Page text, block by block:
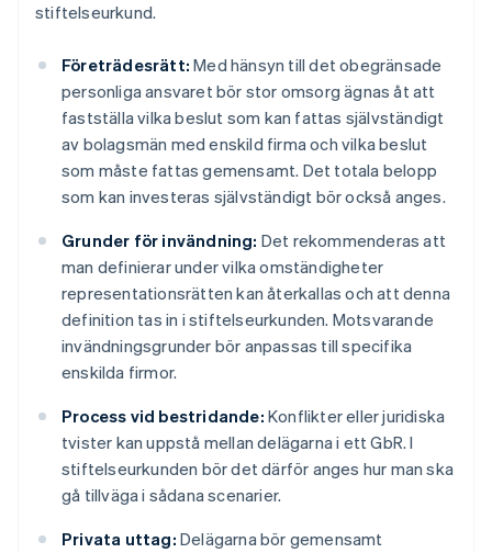
stiftelseurkund.
Företrädesrätt: Med hänsyn till det obegränsade
personliga ansvaret bör stor omsorg ägnas åt att
fastställa vilka beslut som kan fattas självständigt
av bolagsmän med enskild firma och vilka beslut
som måste fattas gemensamt. Det totala belopp
som kan investeras självständigt bör också anges.
Grunder för invändning: Det rekommenderas att
man definierar under vilka omständigheter
representationsrätten kan återkallas och att denna
definition tas in i stiftelseurkunden. Motsvarande
invändningsgrunder bör anpassas till specifika
enskilda firmor.
Process vid bestridande: Konflikter eller juridiska
tvister kan uppstå mellan delägarna i ett GbR. I
stiftelseurkunden bör det därför anges hur man ska
gå tillväga i sådana scenarier.
Privata uttag: Delägarna bör gemensamt